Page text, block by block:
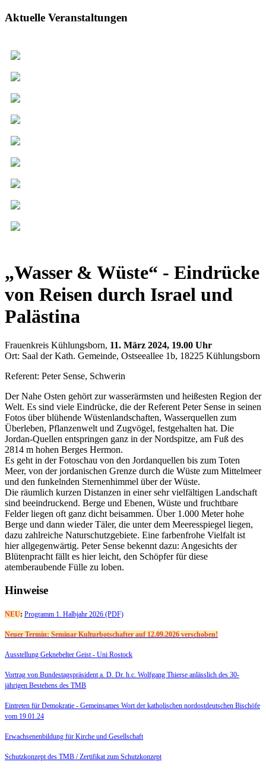
Aktuelle Veranstaltungen
„Wasser & Wüste“ - Eindrücke
von Reisen durch Israel und
Palästina
Frauenkreis Kühlungsborn, 11. März 2024, 19.00 Uhr
Ort: Saal der Kath. Gemeinde, Ostseeallee 1b, 18225 Kühlungsborn
Referent: Peter Sense, Schwerin
Der Nahe Osten gehört zur wasserärmsten und heißesten Region der
Welt. Es sind viele Eindrücke, die der Referent Peter Sense in seinen
Fotos über blühende Wüstenlandschaften, Wasserquellen zum
Überleben, Pflanzenwelt und Zugvögel, festgehalten hat. Die
Jordan-Quellen entspringen ganz in der Nordspitze, am Fuß des
2814 m hohen Berges Hermon.
Es geht in der Fotoschau von den Jordanquellen bis zum Toten
Meer, von der jordanischen Grenze durch die Wüste zum Mittelmeer
und den funkelnden Sternenhimmel über der Wüste.
Die räumlich kurzen Distanzen in einer sehr vielfältigen Landschaft
sind beeindruckend. Berge und Ebenen, Wüste und fruchtbare
Felder liegen oft ganz dicht beisammen. Über 1.000 Meter hohe
Berge und dann wieder Täler, die unter dem Meeresspiegel liegen,
dazu zahlreiche Naturschutzgebiete. Eine farbenfrohe Vielfalt ist
hier allgegenwärtig. Peter Sense bekennt dazu: Angesichts der
Blütenpracht fällt es hier leicht, den Schöpfer für diese
atemberaubende Fülle zu loben.
Hinweise
NEU: Programm 1. Halbjahr 2026 (PDF)
Neuer Termin: Seminar Kulturbotschafter auf 12.09.2026 verschoben!
Ausstellung Geknebelter Geist - Uni Rostock
Vortrag von Bundestagspräsident a. D. Dr. h.c. Wolfgang Thierse anlässlich des 30-
jährigen Bestehens des TMB
Eintreten für Demokratie - Gemeinsames Wort der katholischen nordostdeutschen Bischöfe
vom 19.01.24
Erwachsenenbildung für Kirche und Gesellschaft
Schutzkonzept des TMB / Zertifikat zum Schutzkonzept